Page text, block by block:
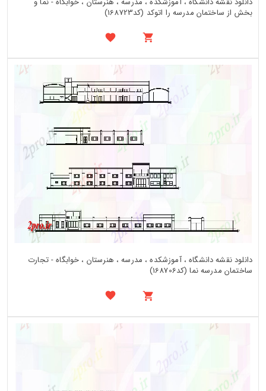
بخش از ساختمان مدرسه را اتوکد (کد168723)
دانلود نقشه دانشگاه ، آموزشکده ، مدرسه ، هنرستان ، خوابگاه - تجارت
ساختمان مدرسه نما (کد168706)